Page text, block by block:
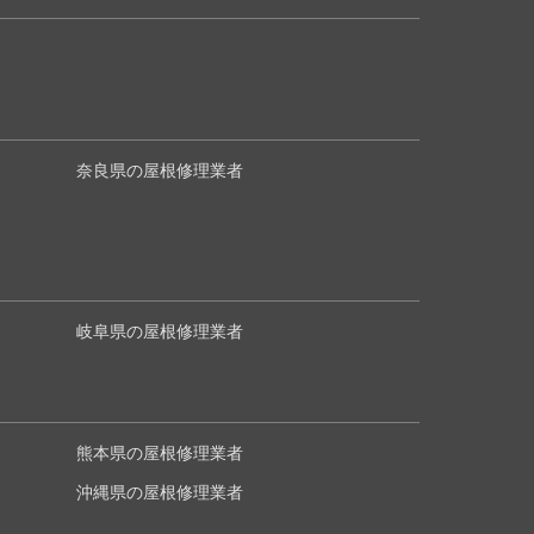
奈良県の屋根修理業者
岐阜県の屋根修理業者
熊本県の屋根修理業者
沖縄県の屋根修理業者